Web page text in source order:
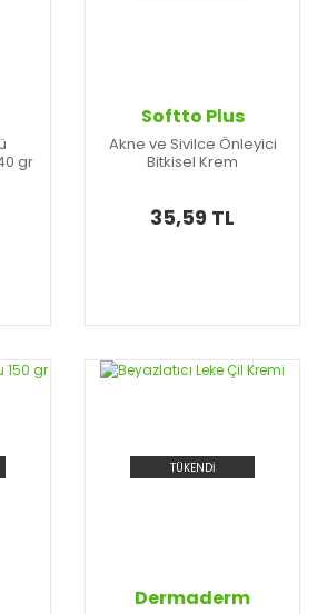
gr
Softto Plus
Akne ve Sivilce Önleyici
Bitkisel Krem
35,59 TL
TÜKENDİ
Dermaderm